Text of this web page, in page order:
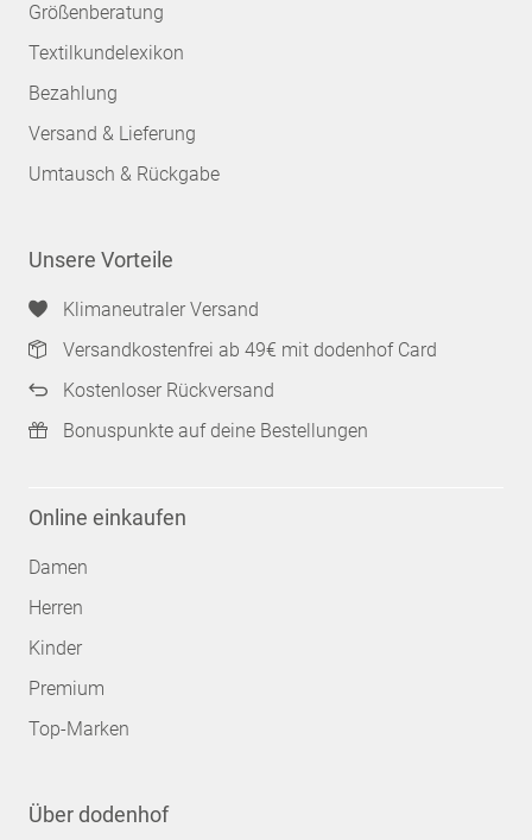
Größenberatung
Textilkundelexikon
Bezahlung
Versand & Lieferung
Umtausch & Rückgabe
Unsere Vorteile
Klimaneutraler Versand
Versandkostenfrei ab 49€ mit dodenhof Card
Kostenloser Rückversand
Bonuspunkte auf deine Bestellungen
Online einkaufen
Damen
Herren
Kinder
Premium
Top-Marken
Über dodenhof